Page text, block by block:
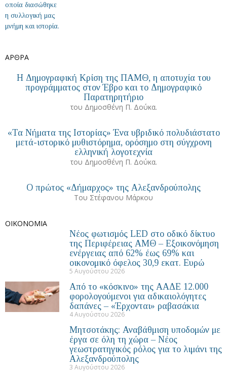
ΑΡΘΡΑ
Η Δημογραφική Κρίση της ΠΑΜΘ, η αποτυχία του
προγράμματος στον Έβρο και το Δημογραφικό
Παρατηρητήριο
του Δημοσθένη Π. Δούκα.
«Τα Νήματα της Ιστορίας» Ένα υβριδικό πολυδιάστατο
μετά-ιστορικό μυθιστόρημα, ορόσημο στη σύγχρονη
ελληνική λογοτεχνία
του Δημοσθένη Π. Δούκα.
Ο πρώτος «Δήμαρχος» της Αλεξανδρούπολης
Του Στέφανου Μάρκου
ΟΙΚΟΝΟΜΙΑ
Νέος φωτισμός LED στο οδικό δίκτυο
της Περιφέρειας ΑΜΘ – Εξοικονόμηση
ενέργειας από 62% έως 69% και
οικονομικό όφελος 30,9 εκατ. Ευρώ
5 Αυγούστου 2026
Από το «κόσκινο» της ΑΑΔΕ 12.000
φορολογούμενοι για αδικαιολόγητες
δαπάνες – «Έρχονται» ραβασάκια
4 Αυγούστου 2026
Μητσοτάκης: Αναβάθμιση υποδομών με
έργα σε όλη τη χώρα – Νέος
γεωστρατηγικός ρόλος για το λιμάνι της
Αλεξανδρούπολης
3 Αυγούστου 2026